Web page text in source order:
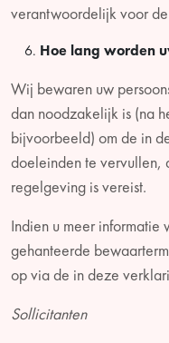
verantwoordelijk voor
Hoe lang worden
Wij bewaren uw
dan noodzakelijk is (na
bijvoorbeeld) om de in
doeleinden te vervullen,
regelgeving is vereist.
Indien u meer informatie
gehanteerde
op via de in deze
Sollicitanten